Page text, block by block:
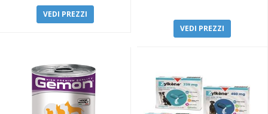
VEDI PREZZI
VEDI PREZZI